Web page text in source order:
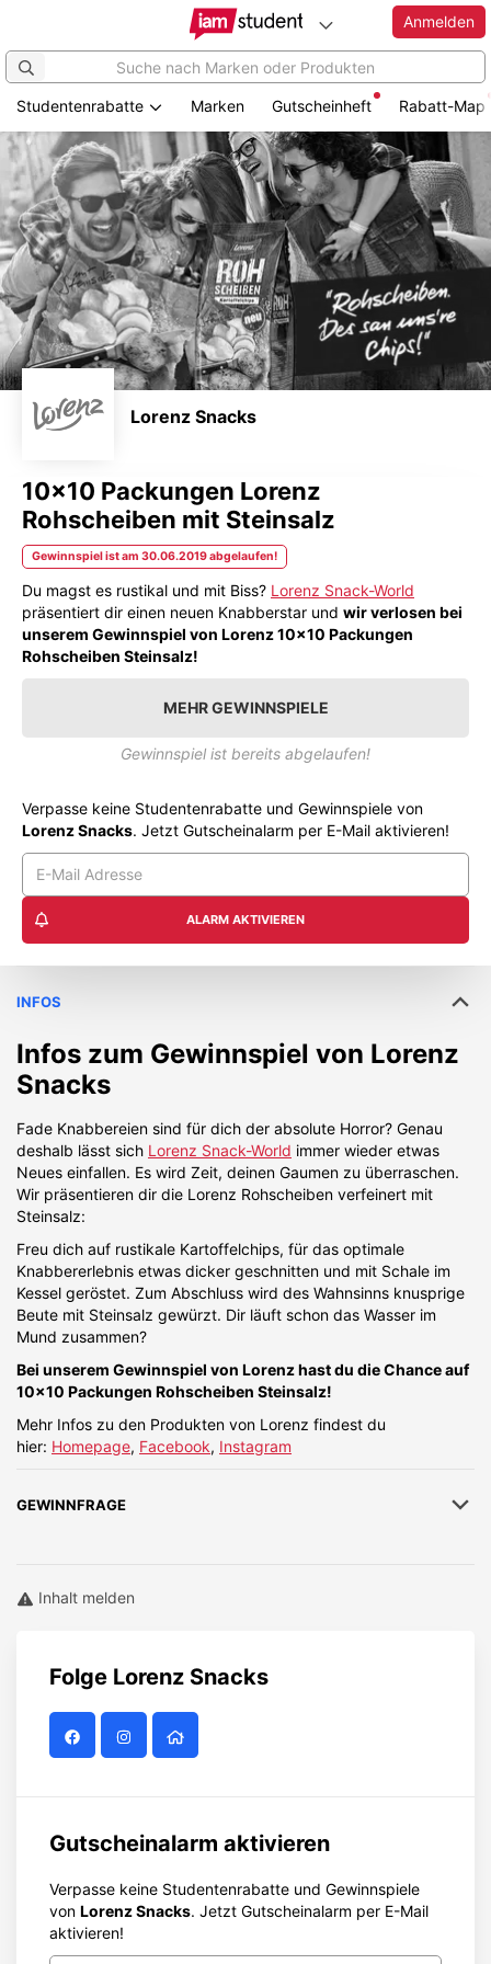
Zum
Hauptinhalt
springen
Anmelden
Studentenrabatte Marken Gutscheinheft Rabatt-Map
Lorenz Snacks
10x10 Packungen Lorenz
Rohscheiben mit Steinsalz
Gewinnspiel ist am 30.06.2019 abgelaufen!
Du magst es rustikal und mit Biss? Lorenz Snack-World
präsentiert dir einen neuen Knabberstar und wir verlosen bei
unserem Gewinnspiel von Lorenz 10x10 Packungen
Rohscheiben Steinsalz!
MEHR GEWINNSPIELE
Gewinnspiel ist bereits abgelaufen!
Verpasse keine Studentenrabatte und Gewinnspiele von
Lorenz Snacks. Jetzt Gutscheinalarm per E-Mail aktivieren!
ALARM AKTIVIEREN
INFOS
Infos zum Gewinnspiel von Lorenz
Snacks
Fade Knabbereien sind für dich der absolute Horror? Genau
deshalb lässt sich Lorenz Snack-World immer wieder etwas
Neues einfallen. Es wird Zeit, deinen Gaumen zu überraschen.
Wir präsentieren dir die Lorenz Rohscheiben verfeinert mit
Steinsalz:
Freu dich auf rustikale Kartoffelchips, für das optimale
Knabbererlebnis etwas dicker geschnitten und mit Schale im
Kessel geröstet. Zum Abschluss wird des Wahnsinns knusprige
Beute mit Steinsalz gewürzt. Dir läuft schon das Wasser im
Mund zusammen?
Bei unserem Gewinnspiel von Lorenz hast du die Chance auf
10x10 Packungen Rohscheiben Steinsalz!
Mehr Infos zu den Produkten von Lorenz findest du
hier: Homepage, Facebook, Instagram
GEWINNFRAGE
Inhalt melden
Folge Lorenz Snacks
Gutscheinalarm aktivieren
Verpasse keine Studentenrabatte und Gewinnspiele
von Lorenz Snacks. Jetzt Gutscheinalarm per E-Mail
aktivieren!